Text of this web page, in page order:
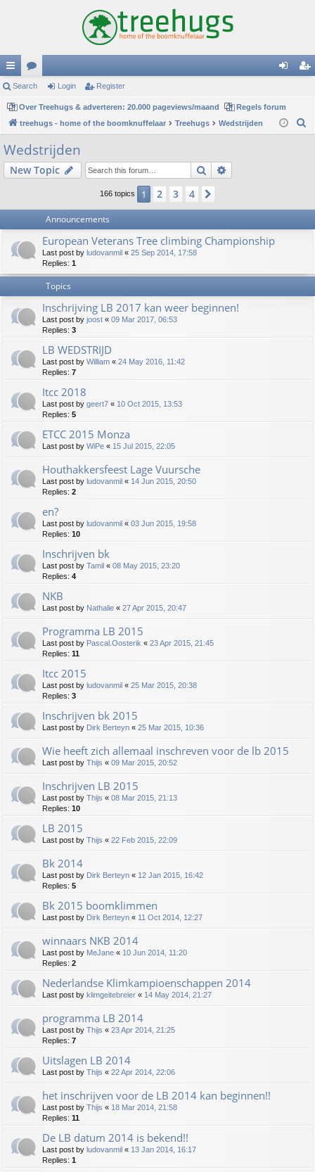
ui
ck
lin
ks
or
u
m
s
in
er
Search Login Register
Over Treehugs & adverteren: 20.000 pageviews/maand
Regels forum
treehugs - home of the boomknuffelaar
Treehugs Wedstrijden
Wedstrijden
New Topic Search
166 topics 1 2 3 4
Announcements
European Veterans Tree climbing Championship
Last post by ludovanmil « 25 Sep 2014, 17:58
Replies: 1
Topics
Inschrijving LB 2017 kan weer beginnen!
Last post by joost « 09 Mar 2017, 06:53
Replies: 3
LB WEDSTRIJD
Last post by William « 24 May 2016, 11:42
Replies: 7
Itcc 2018
Last post by geert7 « 10 Oct 2015, 13:53
Replies: 5
ETCC 2015 Monza
Last post by WiPe « 15 Jul 2015, 22:05
Houthakkersfeest Lage Vuursche
Last post by ludovanmil « 14 Jun 2015, 20:50
Replies: 2
en?
Last post by ludovanmil « 03 Jun 2015, 19:58
Replies: 10
Inschrijven bk
Last post by Tamil « 08 May 2015, 23:20
Replies: 4
NKB
Last post by Nathalie « 27 Apr 2015, 20:47
Programma LB 2015
Last post by Pascal.Oosterik « 23 Apr 2015, 21:45
Replies: 11
Itcc 2015
Last post by ludovanmil « 25 Mar 2015, 20:38
Replies: 3
Inschrijven bk 2015
Last post by Dirk Berteyn « 25 Mar 2015, 10:36
Wie heeft zich allemaal inschreven voor de lb 2015
Last post by Thijs « 09 Mar 2015, 20:52
Inschrijven LB 2015
Last post by Thijs « 08 Mar 2015, 21:13
Replies: 10
LB 2015
Last post by Thijs « 22 Feb 2015, 22:09
Bk 2014
Last post by Dirk Berteyn « 12 Jan 2015, 16:42
Replies: 5
Bk 2015 boomklimmen
Last post by Dirk Berteyn « 11 Oct 2014, 12:27
winnaars NKB 2014
Last post by MeJane « 10 Jun 2014, 11:20
Replies: 2
Nederlandse Klimkampioenschappen 2014
Last post by klimgeitebreier « 14 May 2014, 21:27
programma LB 2014
Last post by Thijs « 23 Apr 2014, 21:25
Replies: 7
Uitslagen LB 2014
Last post by Thijs « 22 Apr 2014, 22:06
het inschrijven voor de LB 2014 kan beginnen!!
Last post by Thijs « 18 Mar 2014, 21:58
Replies: 11
De LB datum 2014 is bekend!!
Last post by ludovanmil « 13 Jan 2014, 16:17
Replies: 1